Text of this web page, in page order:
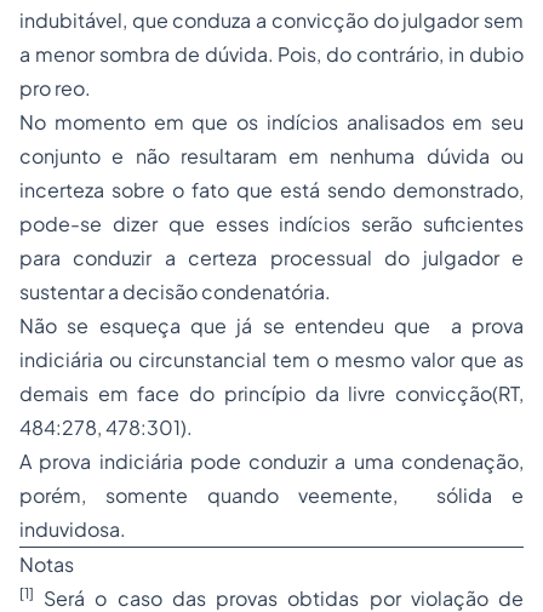
indubitável, que conduza a convicção do julgador sem
a menor sombra de dúvida. Pois, do contrário, in dubio
pro reo.
No momento em que os indícios analisados em seu
conjunto e não resultaram em nenhuma dúvida ou
incerteza sobre o fato que está sendo demonstrado,
pode-se dizer que esses indícios serão suficientes
para conduzir a certeza processual do julgador e
sustentar a decisão condenatória.
Não se esqueça que já se entendeu que a prova
indiciária ou circunstancial tem o mesmo valor que as
demais em face do princípio da livre convicção(RT,
484:278, 478:301).
A prova indiciária pode conduzir a uma condenação,
porém, somente quando veemente, sólida e
induvidosa.
Notas
[1]
Será o caso das provas obtidas por violação de